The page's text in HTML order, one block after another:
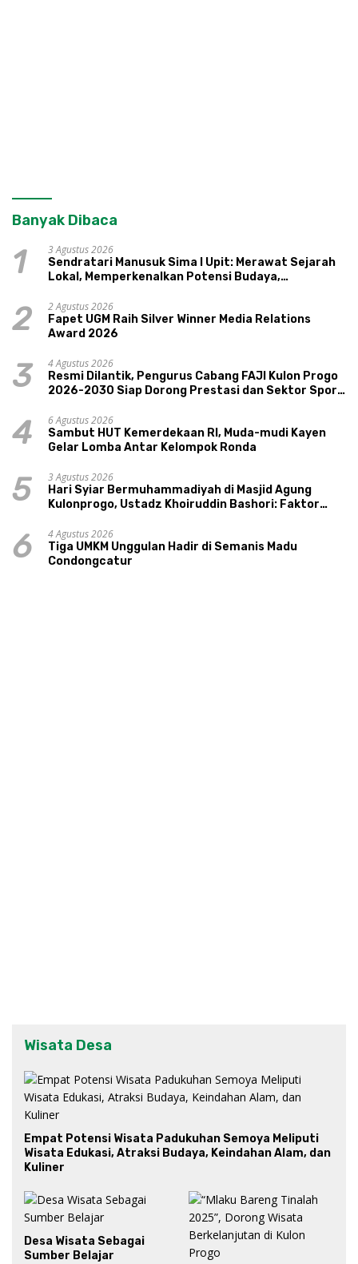
Banyak Dibaca
1
3 Agustus 2026
Sendratari Manusuk Sima I Upit: Merawat Sejarah
Lokal, Memperkenalkan Potensi Budaya,
2
2 Agustus 2026
Fapet UGM Raih Silver Winner Media Relations
Award 2026
3
4 Agustus 2026
Resmi Dilantik, Pengurus Cabang FAJI Kulon Progo
2026-2030 Siap Dorong Prestasi dan Sektor Sport
4
6 Agustus 2026
Sambut HUT Kemerdekaan RI, Muda-mudi Kayen
Gelar Lomba Antar Kelompok Ronda
5
3 Agustus 2026
Hari Syiar Bermuhammadiyah di Masjid Agung
Kulonprogo, Ustadz Khoiruddin Bashori: Faktor
6
4 Agustus 2026
Tiga UMKM Unggulan Hadir di Semanis Madu
Condongcatur
Wisata Desa
Empat Potensi Wisata Padukuhan Semoya Meliputi
Wisata Edukasi, Atraksi Budaya, Keindahan Alam, dan
Kuliner
Desa Wisata Sebagai
Sumber Belajar